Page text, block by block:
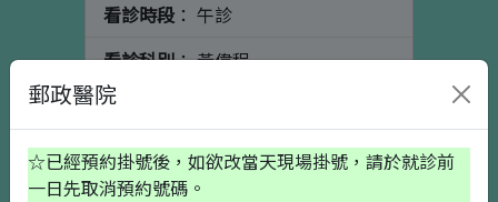
看診時段 ： 午診
看診科別： 黃偉程
看診醫師
個人資料 初診請按這裡
郵政醫院
☆已經預約掛號後，如欲改當天現場掛號，請於就診前
一日先取消預約號碼。